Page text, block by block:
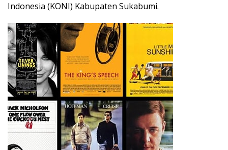
Indonesia (KONI) Kabupaten Sukabumi.